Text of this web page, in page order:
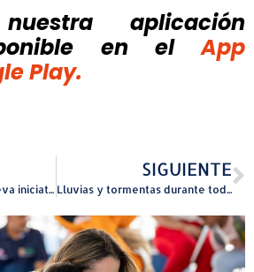
aplicación
en el
App
Play.
PLUS SIZE MARKET: nueva iniciativa impulsa la accesibilidad y autoestima en la moda para mujeres de talla grande en Puerto Rico
SIGUIENTE
Lluvias y tormentas durante todo el día